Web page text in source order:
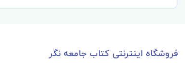
فروشگاه اینترنتی کتاب جامعه نگر